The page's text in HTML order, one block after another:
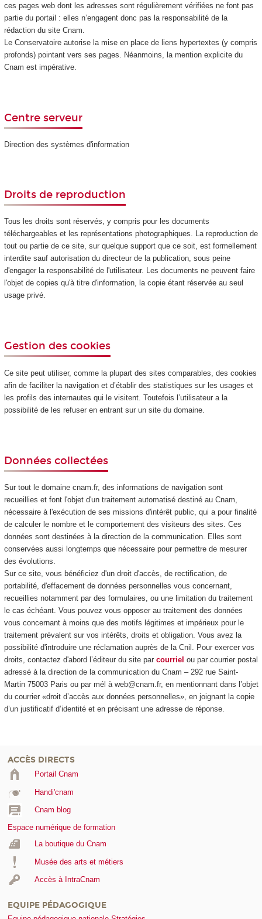
ces pages web dont les adresses sont régulièrement vérifiées ne font pas
partie du portail : elles n’engagent donc pas la responsabilité de la
rédaction du site Cnam.
Le Conservatoire autorise la mise en place de liens hypertextes (y compris
profonds) pointant vers ses pages. Néanmoins, la mention explicite du
Cnam est impérative.
Centre serveur
Direction des systèmes d'information
Droits de reproduction
Tous les droits sont réservés, y compris pour les documents
téléchargeables et les représentations photographiques. La reproduction de
tout ou partie de ce site, sur quelque support que ce soit, est formellement
interdite sauf autorisation du directeur de la publication, sous peine
d'engager la responsabilité de l'utilisateur. Les documents ne peuvent faire
l'objet de copies qu'à titre d'information, la copie étant réservée au seul
usage privé.
Gestion des cookies
Ce site peut utiliser, comme la plupart des sites comparables, des cookies
afin de faciliter la navigation et d’établir des statistiques sur les usages et
les profils des internautes qui le visitent. Toutefois l’utilisateur a la
possibilité de les refuser en entrant sur un site du domaine.
Données collectées
Sur tout le domaine cnam.fr, des informations de navigation sont
recueillies et font l'objet d'un traitement automatisé destiné au Cnam,
nécessaire à l'exécution de ses missions d'intérêt public, qui a pour finalité
de calculer le nombre et le comportement des visiteurs des sites. Ces
données sont destinées à la direction de la communication. Elles sont
conservées aussi longtemps que nécessaire pour permettre de mesurer
des évolutions.
Sur ce site, vous bénéficiez d'un droit d'accès, de rectification, de
portabilité, d'effacement de données personnelles vous concernant,
recueillies notamment par des formulaires, ou une limitation du traitement
le cas échéant. Vous pouvez vous opposer au traitement des données
vous concernant à moins que des motifs légitimes et impérieux pour le
traitement prévalent sur vos intérêts, droits et obligation. Vous avez la
possibilité d'introduire une réclamation auprès de la Cnil. Pour exercer vos
droits, contactez d'abord l’éditeur du site par courriel ou par courrier postal
adressé à la direction de la communication du Cnam – 292 rue Saint-
Martin 75003 Paris ou par mél à web@cnam.fr, en mentionnant dans l’objet
du courrier «droit d’accès aux données personnelles», en joignant la copie
d’un justificatif d’identité et en précisant une adresse de réponse.
ACCÈS DIRECTS
Portail Cnam
Handi'cnam
Cnam blog
Espace numérique de formation
La boutique du Cnam
Musée des arts et métiers
Accès à IntraCnam
EQUIPE PÉDAGOGIQUE